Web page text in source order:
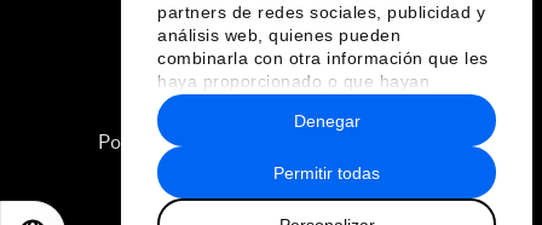
partners de redes sociales, publicidad y
análisis web, quienes pueden
combinarla con otra información que les
haya proporcionado o que hayan
recopilado a partir del uso que haya
hecho de sus servicios.
Permitir todas
Denegar
Política de privacidad y normas de uso
Sitemap